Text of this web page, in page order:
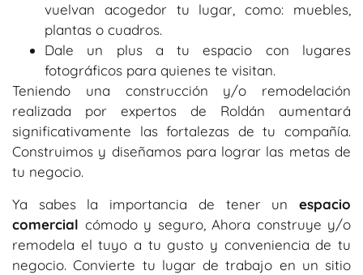
vuelvan acogedor tu lugar, como: muebles,
plantas o cuadros.
Dale un plus a tu espacio con lugares
fotográficos para quienes te visitan.
Teniendo una construcción y/o remodelación
realizada por expertos de Roldán aumentará
significativamente las fortalezas de tu compañía.
Construimos y diseñamos para lograr las metas de
tu negocio.
Ya sabes la importancia de tener un espacio
comercial cómodo y seguro, Ahora construye y/o
remodela el tuyo a tu gusto y conveniencia de tu
negocio. Convierte tu lugar de trabajo en un sitio